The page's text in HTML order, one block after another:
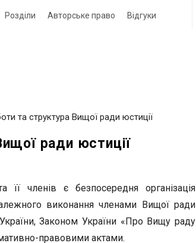
Розділи Авторське право Відгуки
та структура Вищої ради юстиції
ради юстиції
членів є безпосередня організація
виконання членами Вищої ради
Законом України «Про Вищу раду
правовими актами.